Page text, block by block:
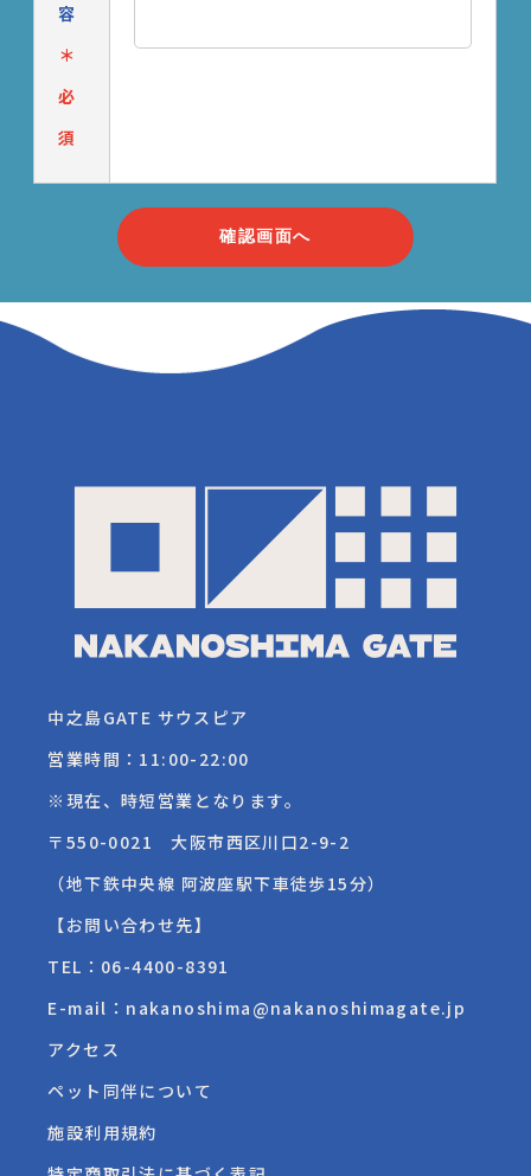
容
＊
必
須
確認画面へ
中之島GATE サウスピア
営業時間：11:00-22:00
※現在、時短営業となります。
〒550-0021 大阪市西区川口2-9-2
（地下鉄中央線 阿波座駅下車徒歩15分）
【お問い合わせ先】
TEL： 06-4400-8391
E-mail：nakanoshima@nakanoshimagate.jp
アクセス
ペット同伴について
施設利用規約